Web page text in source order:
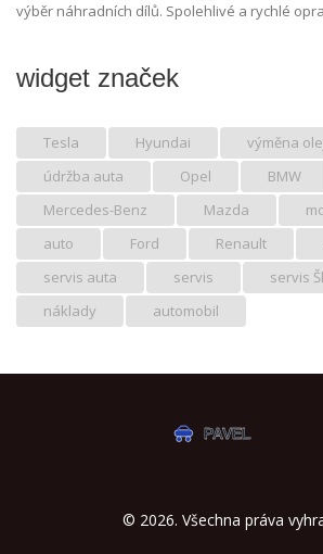
výběr náhradních dílů. Spolehlivé a rychlé
widget značek
Tesla Hyundai výměna
údržba auta
Opel BMW
Mercedes-Benz
Mazda
auto
Ford Renault
servis auta
servis
servis
náklady
automobil
© 2026. Všechna práva